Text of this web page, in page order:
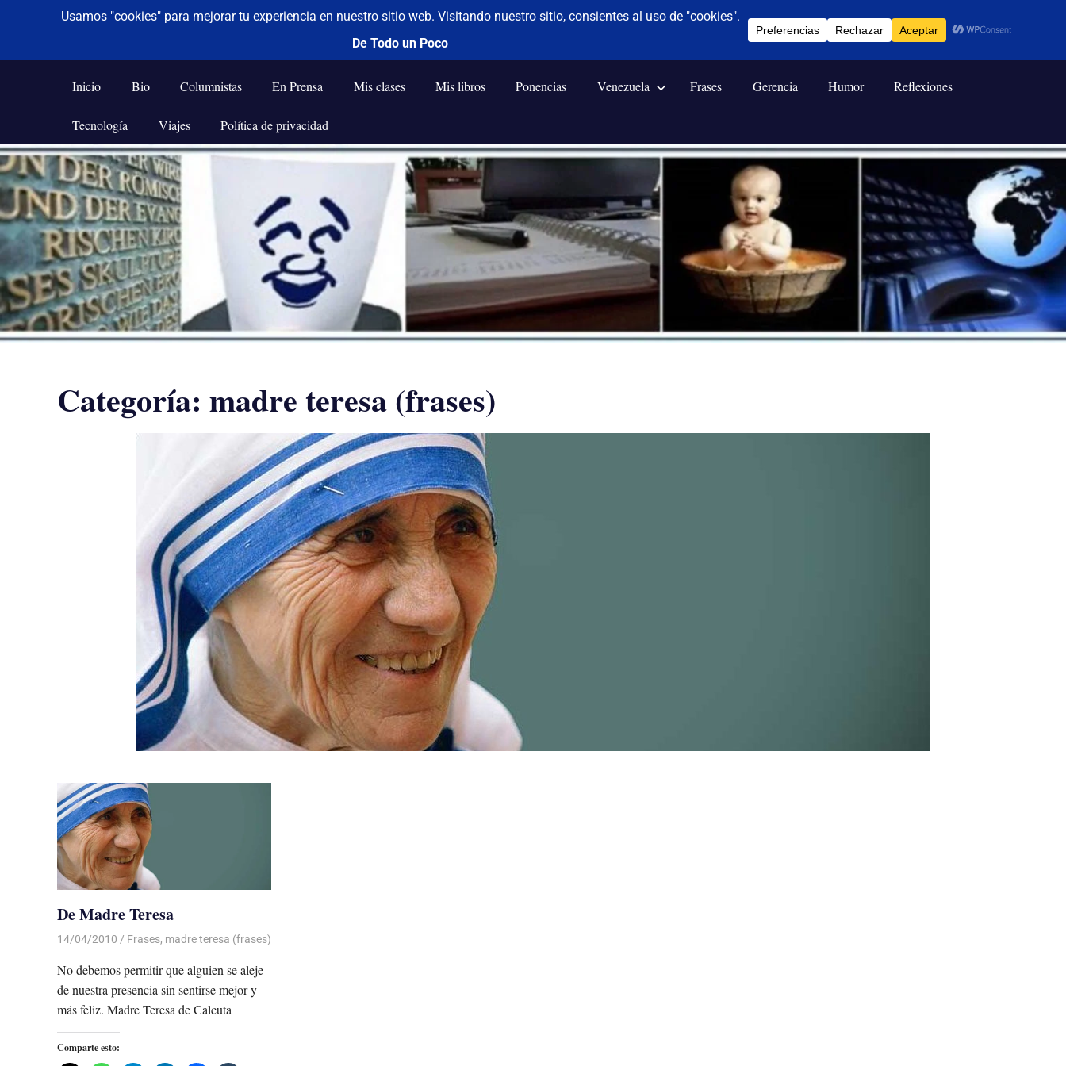
Saltar
al
contenido
De todo un poco
Frases,
Humor,
Tecnología
y
Viajes
Inicio Bio Columnistas En Prensa Mis clases Mis libros Ponencias Venezuela Frases Gerencia Humor Reflexiones
Tecnología Viajes Política de privacidad
Categoría: madre teresa (frases)
De Madre Teresa
14/04/2010 Luis Castellanos
Frases, madre teresa (frases)
No debemos permitir que alguien se aleje
de nuestra presencia sin sentirse mejor y
más feliz. Madre Teresa de Calcuta
Comparte esto: